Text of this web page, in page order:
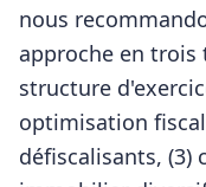
nous
approche en trois
structure
optimisation
défiscalisants,